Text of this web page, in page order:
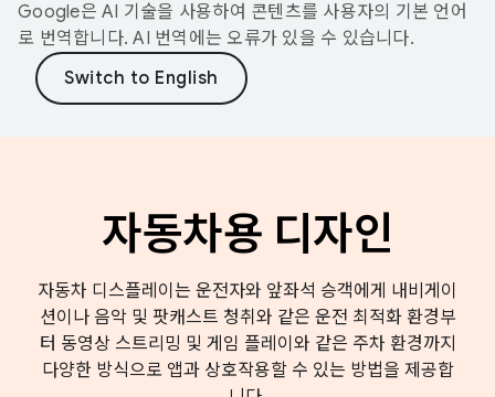
Google은 AI 기술을 사용하여 콘텐츠를 사용자의 기본 언어
로 번역합니다. AI 번역에는 오류가 있을 수 있습니다.
자동차용 디자인
자동차 디스플레이는 운전자와 앞좌석 승객에게 내비게이
션이나 음악 및 팟캐스트 청취와 같은 운전 최적화 환경부
터 동영상 스트리밍 및 게임 플레이와 같은 주차 환경까지
다양한 방식으로 앱과 상호작용할 수 있는 방법을 제공합